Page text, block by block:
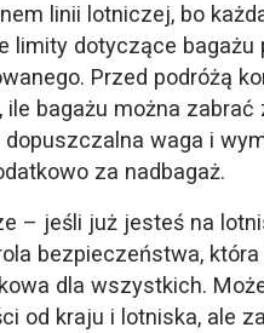
linii lotniczej, bo
limity dotyczące bagażu
Przed podróżą
ile bagażu można zabrać
waga i
za nadbagaż.
– jeśli już jesteś na
bezpieczeństwa,
dla wszystkich.
od kraju i lotniska, ale